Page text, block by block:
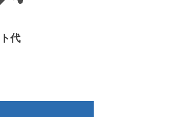
代